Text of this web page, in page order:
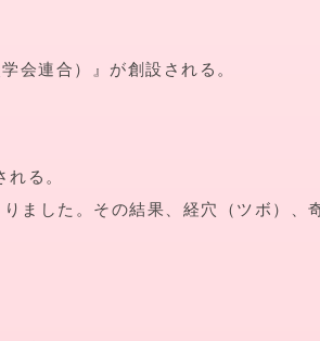
会連合）』が創設される。
る。
ました。その結果、経穴（ツボ）、